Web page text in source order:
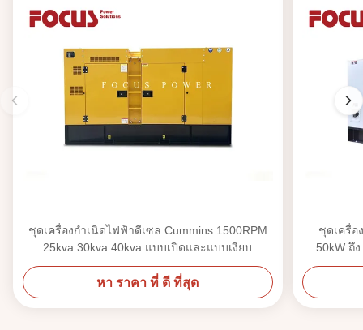
ชุดเครื่องกำเนิดไฟฟ้าดีเซล Cummins 1500RPM
25kva 30kva 40kva แบบเปิดและแบบเงียบ
หา ราคา ที่ ดี ที่สุด
ชุดเครื่อ
50kW ถึ